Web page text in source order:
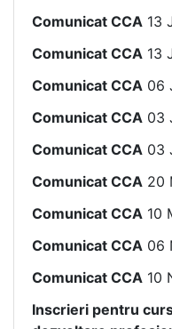
Comunicat CCA 13
Comunicat CCA 13
Comunicat CCA 06
Comunicat CCA 03
Comunicat CCA 03
Comunicat CCA 20
Comunicat CCA 10
Comunicat CCA 06
Comunicat CCA 10
Inscrieri pentru